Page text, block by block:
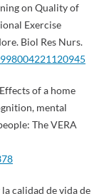
on Quality of
Exercise
Biol Res Nurs.
of a home
mental
The VERA
calidad de vida de